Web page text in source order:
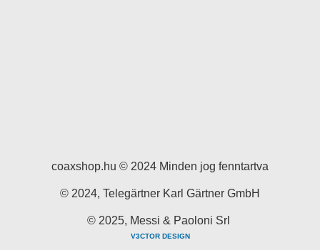
coaxshop.hu © 2024 Minden jog fenntartva
© 2024, Telegärtner Karl Gärtner GmbH
© 2025, Messi & Paoloni Srl
V3CTOR DESIGN